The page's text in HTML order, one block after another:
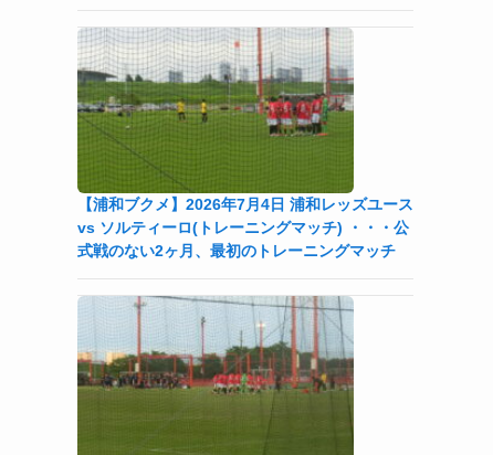
【浦和ブクメ】2026年7月4日 浦和レッズユース
vs ソルティーロ(トレーニングマッチ) ・・・公
式戦のない2ヶ月、最初のトレーニングマッチ